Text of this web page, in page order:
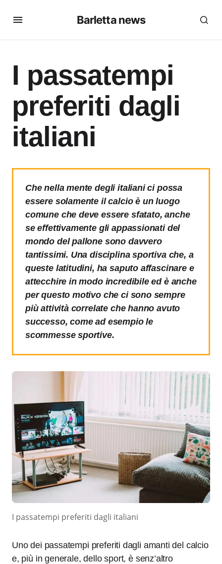
Barletta news
I passatempi
preferiti dagli
italiani
Che nella mente degli italiani ci possa
essere solamente il calcio è un luogo
comune che deve essere sfatato, anche
se effettivamente gli appassionati del
mondo del pallone sono davvero
tantissimi. Una disciplina sportiva che, a
queste latitudini, ha saputo affascinare e
attecchire in modo incredibile ed è anche
per questo motivo che ci sono sempre
più attività correlate che hanno avuto
successo, come ad esempio le
scommesse sportive.
I passatempi preferiti dagli italiani
Uno dei passatempi preferiti dagli amanti del calcio
e, più in generale, dello sport, è senz’altro